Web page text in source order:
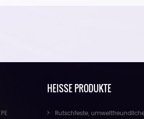
HEISSE PRODUKTE
Rutschfeste, umweltfreundliche Übungs-Fitness-Kork-Yoga-Matte im